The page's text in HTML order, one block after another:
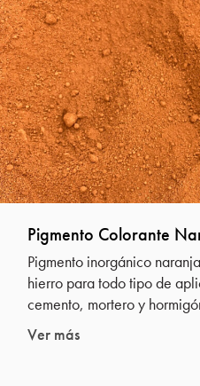
Pigmento Colorante
Pigmento inorgánico
hierro para todo tipo de
cemento, mortero y
Ver más